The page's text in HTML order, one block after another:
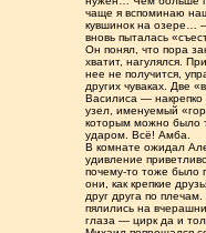
чаще я вспоминаю
кувшинок на озере…
вновь пыталась
Он понял, что пора
хватит, нагулялся.
нее не получится,
других чуваках. Две
Василиса — накрепко
узел, именуемый
которым можно было
ударом. Всё! Амба.
В комнате ожидал
удивление
почему-то тоже было
они, как крепкие
друг друга по
пялились на
глаза — цирк да и